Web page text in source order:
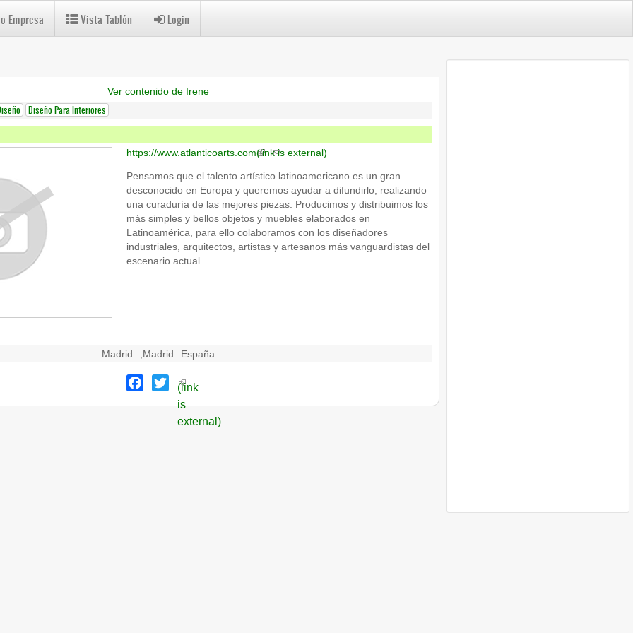
Empresa Vista Tablón Login
Ver contenido de Irene
Diseño Para Interiores
https://www.atlanticoarts.com(link is external)
Pensamos que el talento artístico latinoamericano es un gran
desconocido en Europa y queremos ayudar a difundirlo, realizando
una curaduría de las mejores piezas. Producimos y distribuimos los
más simples y bellos objetos y muebles elaborados en
Latinoamérica, para ello colaboramos con los diseñadores
industriales, arquitectos, artistas y artesanos más vanguardistas del
escenario actual.
Madrid Madrid España
Facebook
Twitter
(link
is
external)